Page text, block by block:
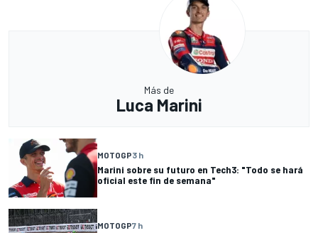
Más de
Luca Marini
MOTOGP3 h
Marini sobre su futuro en Tech3: "Todo se hará
oficial este fin de semana"
MOTOGP7 h